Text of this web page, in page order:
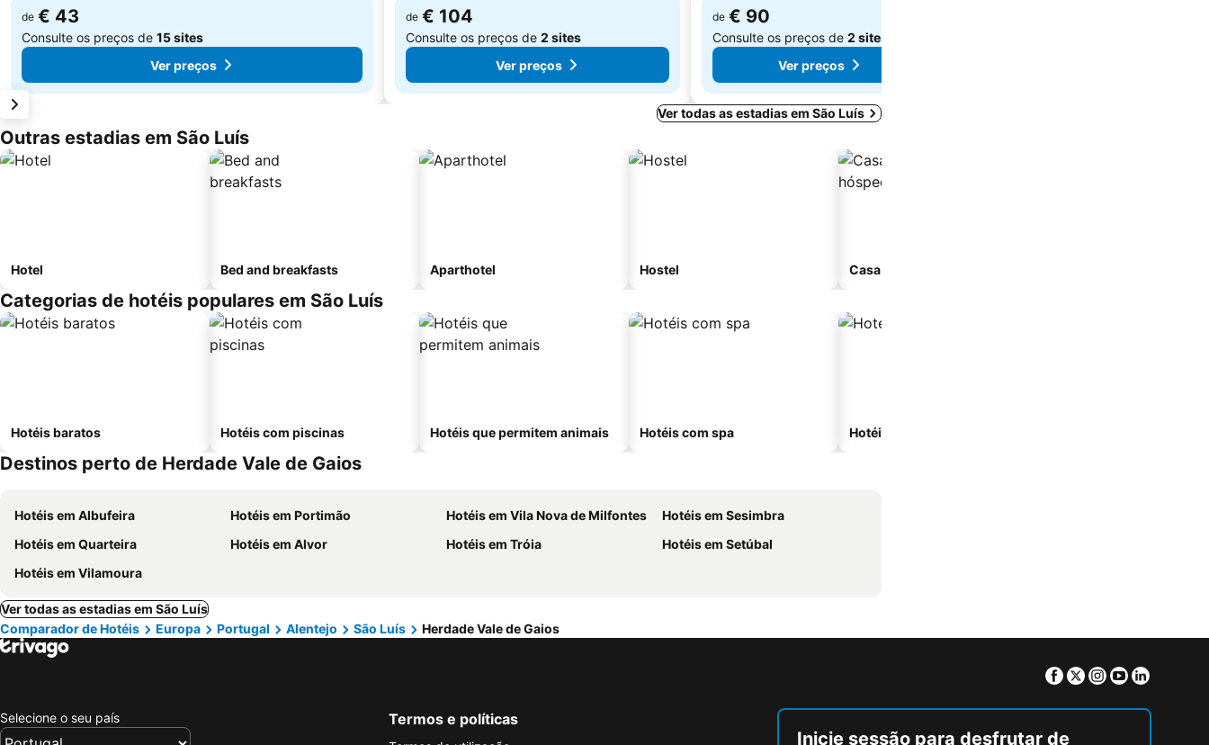
de € 43
Consulte os preços de 15 sites
Ver preços
de € 104
Consulte os preços de 2 sites
Ver preços
de € 90
Consulte os preços de 2 sites
Ver preços
Ver todas as estadias em São Luís
Outras estadias em São Luís
Hotel Bed and breakfasts Aparthotel Hostel Casa de hóspedes
Categorias de hotéis populares em São Luís
Hotéis baratos Hotéis com piscinas Hotéis que permitem animais Hotéis com spa Hotéis na praia
Destinos perto de Herdade Vale de Gaios
Hotéis em Albufeira Hotéis em Portimão Hotéis em Vila Nova de Milfontes
Hotéis em Sesimbra
Hotéis em Quarteira
Hotéis em Alvor Hotéis em Tróia
Hotéis em Setúbal
Hotéis em Vilamoura
Ver todas as estadias em São Luís
Comparador de Hotéis
Europa Portugal Alentejo São Luís Herdade Vale de Gaios
Facebook
TwitterInstagram
Youtube
Selecione o seu país Termos e políticas
Inicie sessão para desfrutar de